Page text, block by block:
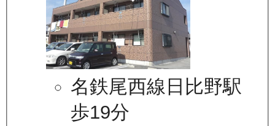
名鉄尾西線日比野駅
歩19分